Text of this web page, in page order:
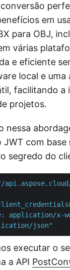
em
para OBJ,
várias
e eficiente
local e uma
facilitando a
projetos.
nessa
JWT com base
segredo do
application/x-
json"
executar o
a API